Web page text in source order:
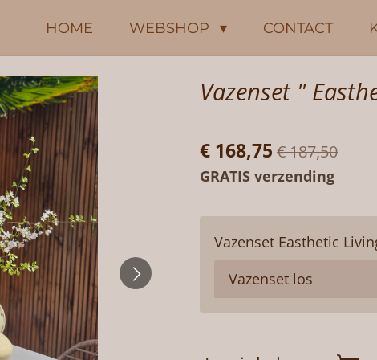
HOME WEBSHOP CONTACT
Vazenset "
€ 168,75 € 187,50
GRATIS verzending
Vazenset Easthetic